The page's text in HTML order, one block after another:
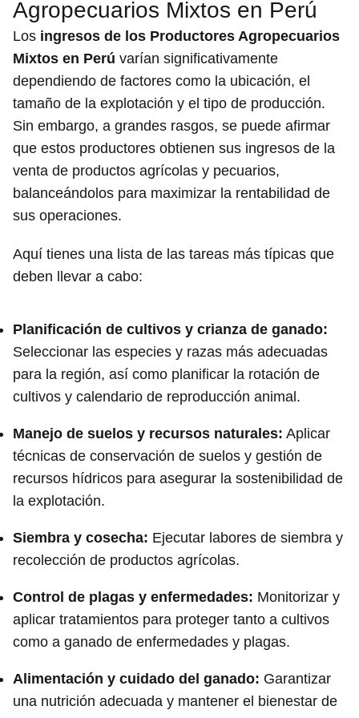
Agropecuarios Mixtos en Perú
Los ingresos de los Productores Agropecuarios
Mixtos en Perú varían significativamente
dependiendo de factores como la ubicación, el
tamaño de la explotación y el tipo de producción.
Sin embargo, a grandes rasgos, se puede afirmar
que estos productores obtienen sus ingresos de la
venta de productos agrícolas y pecuarios,
balanceándolos para maximizar la rentabilidad de
sus operaciones.
Aquí tienes una lista de las tareas más típicas que
deben llevar a cabo:
Planificación de cultivos y crianza de ganado:
Seleccionar las especies y razas más adecuadas
para la región, así como planificar la rotación de
cultivos y calendario de reproducción animal.
Manejo de suelos y recursos naturales: Aplicar
técnicas de conservación de suelos y gestión de
recursos hídricos para asegurar la sostenibilidad de
la explotación.
Siembra y cosecha: Ejecutar labores de siembra y
recolección de productos agrícolas.
Control de plagas y enfermedades: Monitorizar y
aplicar tratamientos para proteger tanto a cultivos
como a ganado de enfermedades y plagas.
Alimentación y cuidado del ganado: Garantizar
una nutrición adecuada y mantener el bienestar de